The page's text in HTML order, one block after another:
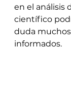
en el análisis
científico
duda
informados.